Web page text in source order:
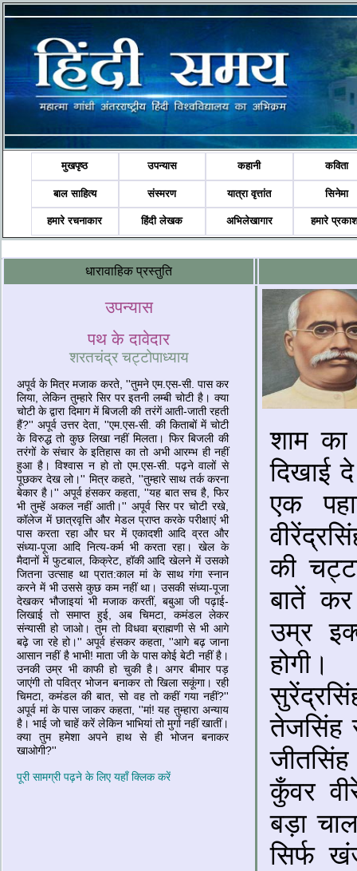
मुखपृष्ठ उपन्यास कहानी कविता
बाल साहित्य संस्मरण यात्रा वृत्तांत सिनेमा
हमारे रचनाकार हिंदी लेखक अभिलेखागार हमारे
धारावाहिक प्रस्‍तुति
उपन्‍यास
पथ के दावेदार
शरतचंद्र चट्टोपाध्याय
अपूर्व के मित्र मजाक करते, ''तुमने एम.एस-सी. पास कर
लिया, लेकिन तुम्हारे सिर पर इतनी लम्बी चोटी है। क्या
चोटी के द्वारा दिमाग में बिजली की तरंगें आती-जाती रहती
हैं?'' अपूर्व उत्तर देता, ''एम.एस-सी. की किताबों में चोटी
के विरुद्ध तो कुछ लिखा नहीं मिलता। फिर बिजली की
तरंगों के संचार के इतिहास का तो अभी आरम्भ ही नहीं
हुआ है। विश्वास न हो तो एम.एस-सी. पढ़ने वालों से
पूछकर देख लो।'' मित्र कहते, ''तुम्हारे साथ तर्क करना
बेकार है।'' अपूर्व हंसकर कहता, ''यह बात सच है, फिर
भी तुम्हें अकल नहीं आती।'' अपूर्व सिर पर चोटी रखे,
कॉलेज में छात्रवृत्ति और मेडल प्राप्त करके परीक्षाएं भी
पास करता रहा और घर में एकादशी आदि व्रत और
संध्या-पूजा आदि नित्य-कर्म भी करता रहा। खेल के
मैदानों में फुटबाल, किक्रेट, हॉकी आदि खेलने में उसको
जितना उत्साह था प्रात:काल मां के साथ गंगा स्नान
करने में भी उससे कुछ कम नहीं था। उसकी संध्या-पूजा
देखकर भौजाइयां भी मजाक करतीं, बबुआ जी पढ़ाई-
लिखाई तो समाप्त हुई, अब चिमटा, कमंडल लेकर
संन्यासी हो जाओ। तुम तो विधवा ब्राह्मणी से भी आगे
बढ़े जा रहे हो।'' अपूर्व हंसकर कहता, ''आगे बढ़ जाना
आसान नहीं है भाभी! माता जी के पास कोई बेटी नहीं है।
उनकी उम्र भी काफी हो चुकी है। अगर बीमार पड़
जाएंगी तो पवित्र भोजन बनाकर तो खिला सकूंगा। रही
चिमटा, कमंडल की बात, सो वह तो कहीं गया नहीं?''
अपूर्व मां के पास जाकर कहता, ''मां! यह तुम्हारा अन्याय
है। भाई जो चाहें करें लेकिन भाभियां तो मुर्गा नहीं खातीं।
क्या तुम हमेशा अपने हाथ से ही भोजन बनाकर
खाओगी?''
पूरी सामग्री पढ़ने के लिए यहाँ क्लिक करें
शाम
दिखाई
एक
की
बातें
उम्र
तेजसिंह
कुँवर
बड़ा
सिर्फ